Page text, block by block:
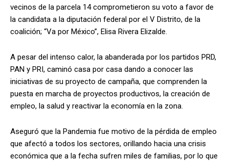
vecinos de la parcela 14 comprometieron su voto a favor de
la candidata a la diputación federal por el V Distrito, de la
coalición; “Va por México”, Elisa Rivera Elizalde.
A pesar del intenso calor, la abanderada por los partidos PRD,
PAN y PRI, caminó casa por casa dando a conocer las
iniciativas de su proyecto de campaña, que comprenden la
puesta en marcha de proyectos productivos, la creación de
empleo, la salud y reactivar la economía en la zona.
Aseguró que la Pandemia fue motivo de la pérdida de empleo
que afectó a todos los sectores, orillando hacia una crisis
económica que a la fecha sufren miles de familias, por lo que